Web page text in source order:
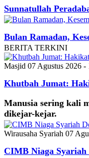
Sunnatullah
Bulan Ramadan,
BERITA TERKINI
Masjid 07 Agustus 2026
Khutbah Jumat:
Manusia sering kali
dikejar-kejar.
Wirausaha Syariah 07
CIMB Niaga